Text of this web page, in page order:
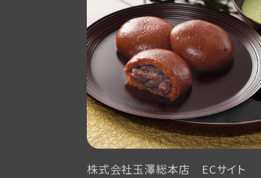
株式会社玉澤総本店 ECサイト